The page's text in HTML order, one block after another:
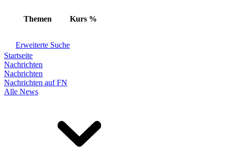
Themen Kurs %
Erweiterte Suche
Startseite
Nachrichten
Nachrichten
Nachrichten auf FN
Alle News